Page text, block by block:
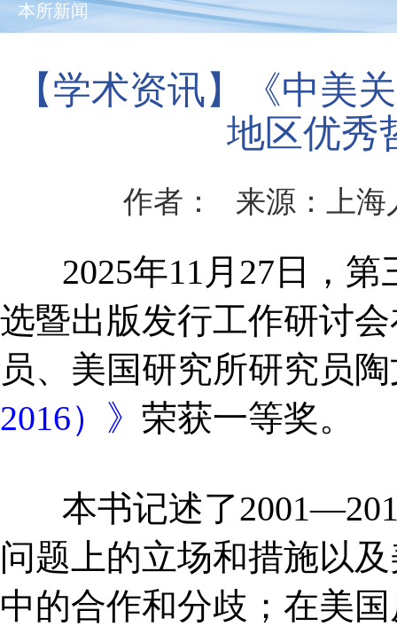
本所新闻
【学术资讯】《中美
地区优秀
作者： 来源：上海
2025年11月27日，第
选暨出版发行工作研讨
员、美国研究所研究员
2016）》 荣获一等奖。
本书记述了
问题上的立场和措施以
中的合作和分歧；在美